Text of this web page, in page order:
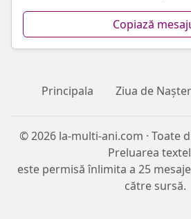
Copiază
Principala Ziua de
© 2026 la-multi-ani.com · Toate
Preluarea
este permisă înlimita a 25
către sursă.